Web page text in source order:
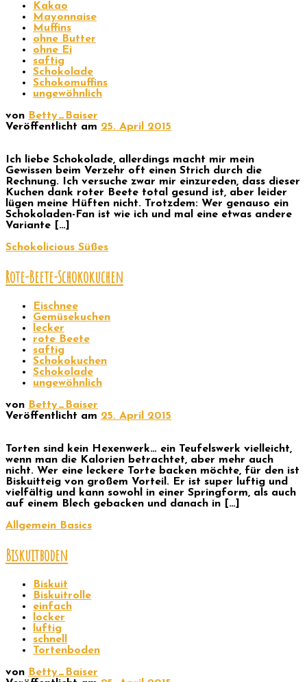
Kakao
Mayonnaise
Muffins
ohne Butter
ohne Ei
saftig
Schokolade
Schokomuffins
ungewöhnlich
von Betty_Baiser
Veröffentlicht am 25. April 2015
Ich liebe Schokolade, allerdings macht mir mein
Gewissen beim Verzehr oft einen Strich durch die
Rechnung. Ich versuche zwar mir einzureden, dass dieser
Kuchen dank roter Beete total gesund ist, aber leider
lügen meine Hüften nicht. Trotzdem: Wer genauso ein
Schokoladen-Fan ist wie ich und mal eine etwas andere
Variante […]
Schokolicious Süßes
Rote-Beete-Schokokuchen
Eischnee
Gemüsekuchen
lecker
rote Beete
saftig
Schokokuchen
Schokolade
ungewöhnlich
von Betty_Baiser
Veröffentlicht am 25. April 2015
Torten sind kein Hexenwerk… ein Teufelswerk vielleicht,
wenn man die Kalorien betrachtet, aber mehr auch
nicht. Wer eine leckere Torte backen möchte, für den ist
Biskuitteig von großem Vorteil. Er ist super luftig und
vielfältig und kann sowohl in einer Springform, als auch
auf einem Blech gebacken und danach in […]
Allgemein Basics
Biskuitboden
Biskuit
Biskuitrolle
einfach
locker
luftig
schnell
Tortenboden
von Betty_Baiser